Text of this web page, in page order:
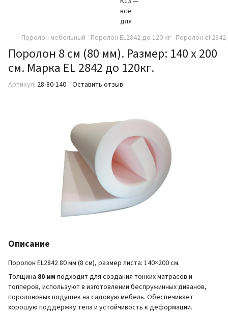
Поролон мебельный Поролон EL2842 до 120 кг Поролон el
Поролон 8 см (80 мм). Размер: 140 х 200
см. Марка EL 2842 до 120кг.
Артикул: 28-80-140 Оставить отзыв
Описание
Поролон EL2842 80 мм (8 см), размер листа: 140×200 см.
Толщина 80 мм подходит для создания тонких матрасов и
топперов, используют в изготовлении беспружинных диванов,
поролоновых подушек на садовую мебель. Обеспечивает
хорошую поддержку тела и устойчивость к деформации.